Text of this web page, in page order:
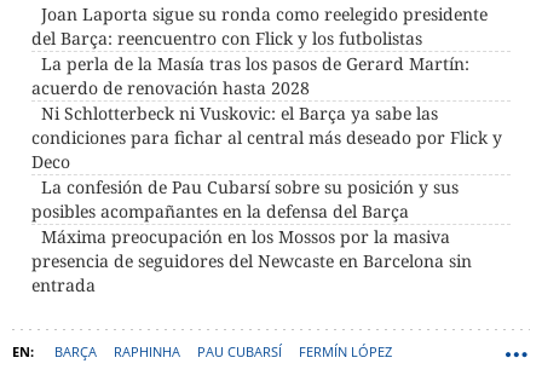
Joan Laporta sigue su ronda como reelegido presidente
del Barça: reencuentro con Flick y los futbolistas
La perla de la Masía tras los pasos de Gerard Martín:
acuerdo de renovación hasta 2028
Ni Schlotterbeck ni Vuskovic: el Barça ya sabe las
condiciones para fichar al central más deseado por Flick y
Deco
La confesión de Pau Cubarsí sobre su posición y sus
posibles acompañantes en la defensa del Barça
Máxima preocupación en los Mossos por la masiva
presencia de seguidores del Newcaste en Barcelona sin
entrada
BARÇA RAPHINHA PAU CUBARSÍ FERMÍN LÓPEZ